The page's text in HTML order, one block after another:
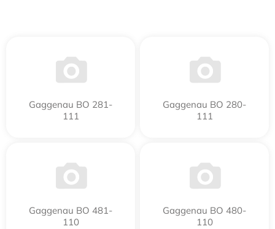
Gaggenau BO 281-
111
Gaggenau BO 280-
111
Gaggenau BO 481-
110
Gaggenau BO 480-
110